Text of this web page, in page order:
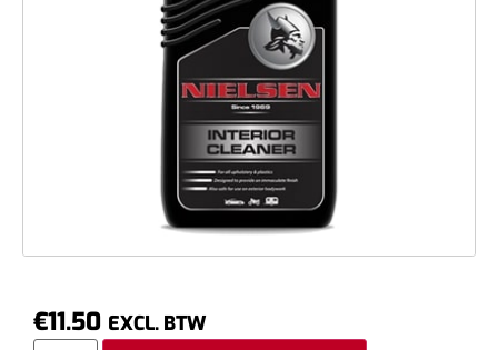
€11.50 EXCL. BTW